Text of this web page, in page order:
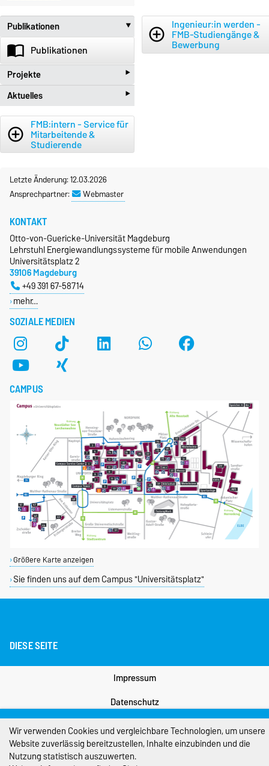
Publikationen ‣
import_contacts Publikationen
Aktuelles ‣
new_releases Aktuelles
Projekte ‣
beenhere Projekte
add_circle_outline
Ingenieur:in werden -
FMB-Studiengänge &
Bewerbung
add_circle_outline
FMB:intern - Service für
Mitarbeitende &
Studierende
Letzte Änderung: 12.03.2026
Ansprechpartner:
Webmaster
SOZIALE MEDIEN
KONTAKT
Otto-von-Guericke-Universität Magdeburg
Lehrstuhl Energiewandlungssysteme für mobile Anwendungen
Universitätsplatz 2
39106 Magdeburg
+49 391 67-58714
mehr…
CAMPUS
Größere Karte anzeigen
Sie finden uns auf dem Campus "Universitätsplatz"
DIESE SEITE
Impressum
Datenschutz
Barrierefreiheit
Cookie-Einstellungen
Wir verwenden Cookies und vergleichbare Technologien, um unsere
Website zuverlässig bereitzustellen, Inhalte einzubinden und die
Nutzung statistisch auszuwerten.